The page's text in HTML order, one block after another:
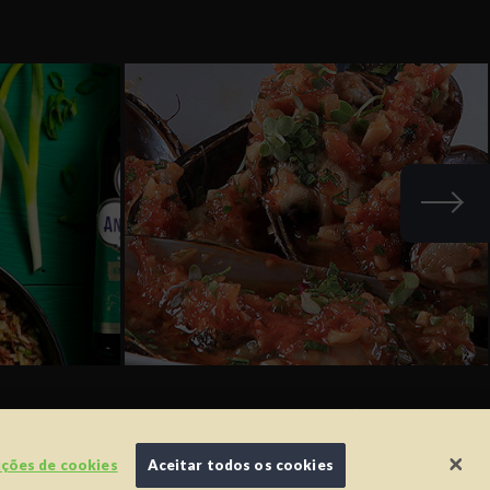
MEXILHÕES À LA MARIÑERA
ONDE COMPRAR
Portugal
de cookies Aceitar todos os cookies